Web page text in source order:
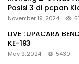
Posisi 3 di papan
November 19, 2024
LIVE : UPACARA
KE-193
May 9, 2024 5430